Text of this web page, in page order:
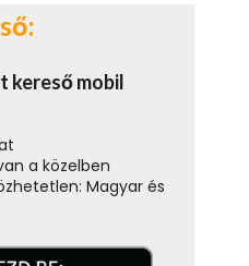
kereső mobil
a közelben
Magyar és